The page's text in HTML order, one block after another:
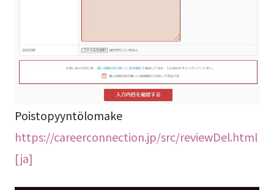
Poistopyyntölomake
https://careerconnection.jp/src/reviewDel.html
[ja]